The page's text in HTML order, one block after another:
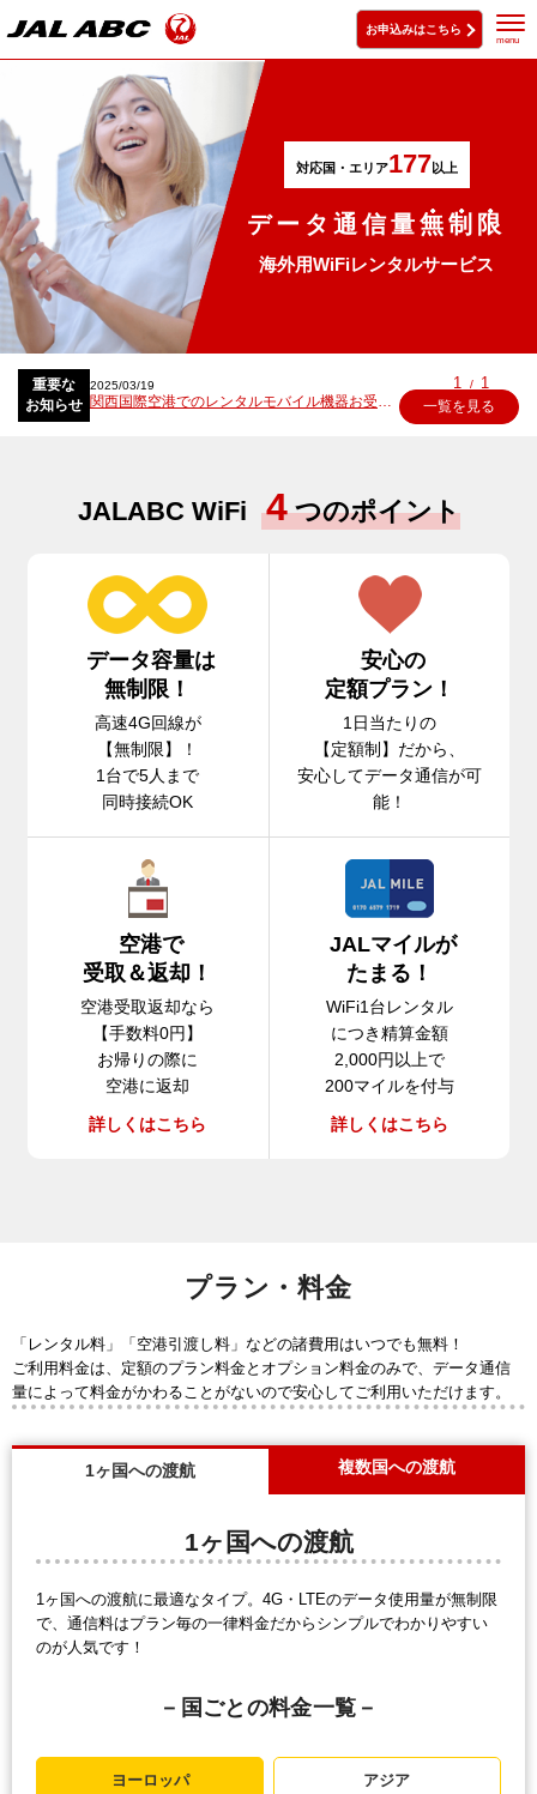
お申込みはこちら
menu
対応国・エリア177 以上
データ通信量無制 限
海外用WiFiレンタルサービス
重要な
お知らせ
2025/03/19 1 / 1
一覧を見る
JALABC WiFi 4つのポイント
データ容量は
無制限！
高速4G回線が
【無制限】！
1台で5人まで
同時接続OK
安心の
定額プラン！
1日当たりの
【定額制】だから、
安心してデータ通信が可
能！
空港で
受取＆返却！
空港受取返却なら
【手数料0円】
お帰りの際に
空港に返却
詳しくはこちら
JALマイルが
たまる！
WiFi1台レンタル
につき精算金額
2,000円以上で
200マイルを付与
詳しくはこちら
プラン・料金
「レンタル料」「空港引渡し料」などの諸費用はいつでも無料！
ご利用料金は、定額のプラン料金とオプション料金のみで、データ通信
量によって料金がかわることがないので安心してご利用いただけます。
1ヶ国への渡航 複数国への渡航
1ヶ国への渡航
1ヶ国への渡航に最適なタイプ。4G・LTEのデータ使用量が無制限
で、通信料はプラン毎の一律料金だからシンプルでわかりやすい
のが人気です！
－国ごとの料金一覧－
ヨーロッパ アジア